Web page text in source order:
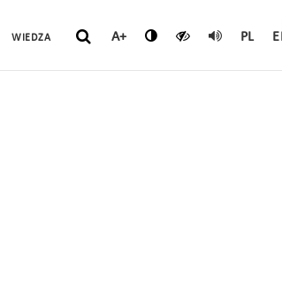
WIEDZA A+ PL